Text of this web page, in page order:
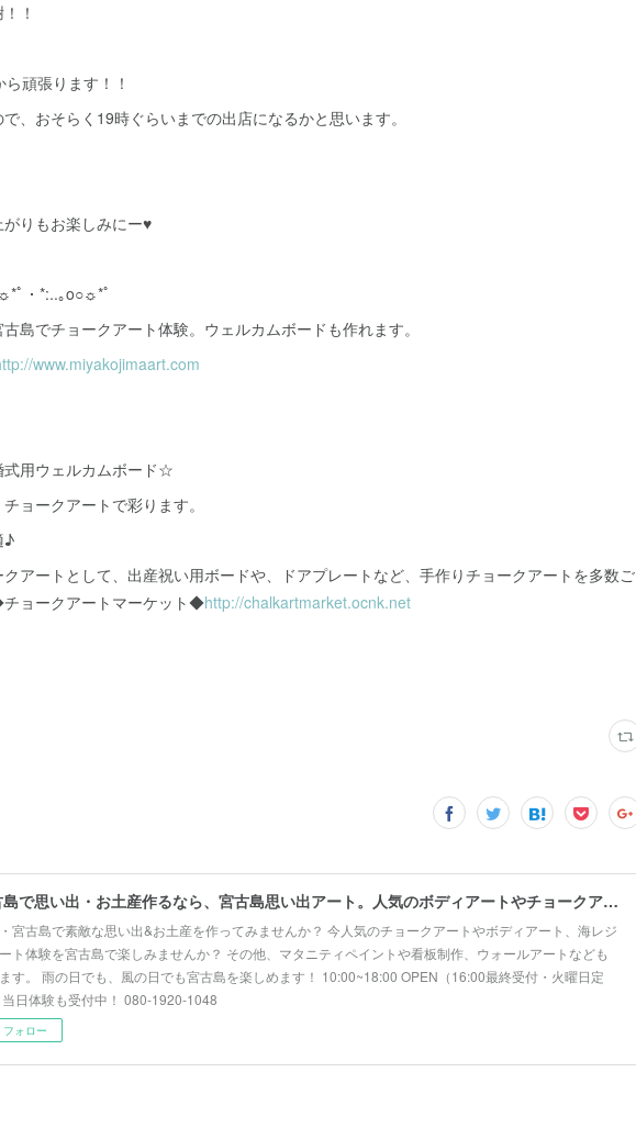
！
頑張ります！！
、おそらく19時ぐらいまでの出店になるかと思います。
りもお楽しみにー♥
ﾟ・*:..｡o○☼*ﾟ
島でチョークアート体験。ウェルカムボードも作れます。
www.miyakojimaart.com
用ウェルカムボード☆
ョークアートで彩ります。
♪
アートとして、出産祝い用ボードや、ドアプレートなど、手作りチョークアートを多数ご
ョークアートマーケット◆http://chalkartmarket.ocnk.net
宮古島で思い出・お土産作るなら、宮古島思い出アート。人気のボディアートやチョークアート、海レジンアート体験が楽しめます！
宮古島で素敵な思い出&お土産を作ってみませんか？ 今人気のチョークアートやボディアート、海レジ
ト体験を宮古島で楽しみませんか？ その他、マタニティペイントや看板制作、ウォールアートなども
す。 雨の日でも、風の日でも宮古島を楽しめます！ 10:00~18:00 OPEN（16:00最終受付・火曜日定
日体験も受付中！ 080-1920-1048
フォロー